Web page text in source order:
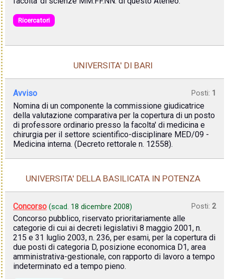
Ricercatori
UNIVERSITA' DI BARI
Avviso Posti: 1
Nomina di un componente la commissione giudicatrice
della valutazione comparativa per la copertura di un posto
di professore ordinario presso la facolta' di medicina e
chirurgia per il settore scientifico-disciplinare MED/09 -
Medicina interna. (Decreto rettorale n. 12558).
UNIVERSITA' DELLA BASILICATA IN POTENZA
Concorso (scad. 18 dicembre 2008) Posti: 2
Concorso pubblico, riservato prioritariamente alle
categorie di cui ai decreti legislativi 8 maggio 2001, n.
215 e 31 luglio 2003, n. 236, per esami, per la copertura di
due posti di categoria D, posizione economica D1, area
amministrativa-gestionale, con rapporto di lavoro a tempo
indeterminato ed a tempo pieno.